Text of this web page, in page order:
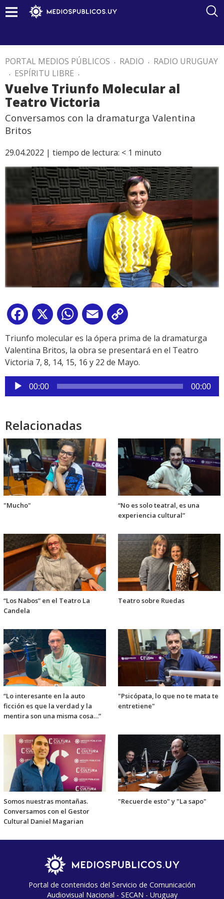
PORTAL MEDIOS PÚBLICOS . RADIO . RADIO URUGUAY
. ESPÍRITU LIBRE .
Vuelve Triunfo Molecular al
Teatro Victoria
Conversamos con la dramaturga Valentina
Britos
29.04.2022 | tiempo de lectura: < 1 minuto
Facebook
X WhatsApp
Email
Link
Triunfo molecular es la ópera prima de la dramaturga
Valentina Britos, la obra se presentará en el Teatro
Victoria 7, 8, 14, 15, 16 y 22 de Mayo.
Reproductor
de
00:00 00:00
Relacionadas
"Mucho"
“No es solo teatral, es una
experiencia cultural”
“Los Nabos” en el Teatro La
Candela
Teatro sobre Ruedas
“Lo interesante en la auto
ficción es que la verdad y la
mentira son una misma cosa…”
"Psicópata, lo que no te mata te
entretiene"
Somos nuestras montañas.
Conversamos con el Gestor
Cultural Daniel Magarian
"Recuerde esto" y "La sapo"
Portal de contenidos del Servicio de Comunicación
Audiovisual Nacional - SECAN - Uruguay